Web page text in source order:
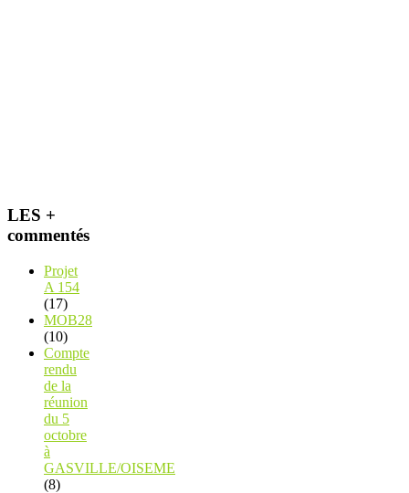
LES +
commentés
Projet
A 154
(17)
MOB28
(10)
Compte
rendu
de la
réunion
du 5
octobre
à
GASVILLE/OISEME
(8)